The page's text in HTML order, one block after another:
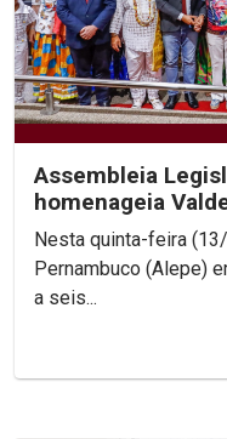
Assembleia
homenageia
Medalha Marta
Nesta quinta-feira
Pernambuco (Alepe)
a seis...